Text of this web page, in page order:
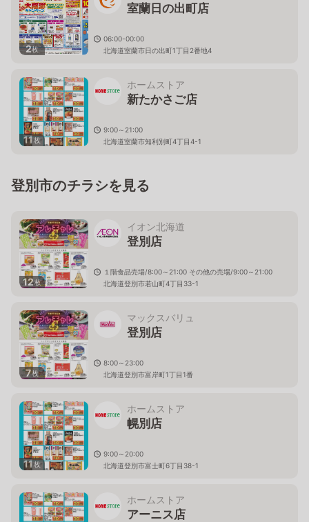
2枚
室蘭日の出町店
06:00-00:00
北海道室蘭市日の出町1丁目2番地4
11枚
ホームストア
新たかさご店
9:00～21:00
北海道室蘭市知利別町4丁目4-1
登別市のチラシを見る
12枚
イオン北海道
登別店
１階食品売場/8:00～21:00 その他の売場/9:00～21:00
北海道登別市若山町4丁目33-1
7枚
マックスバリュ
登別店
8:00～23:00
北海道登別市富岸町1丁目1番
11枚
ホームストア
幌別店
9:00～20:00
北海道登別市富士町6丁目38-1
ホームストア
アーニス店